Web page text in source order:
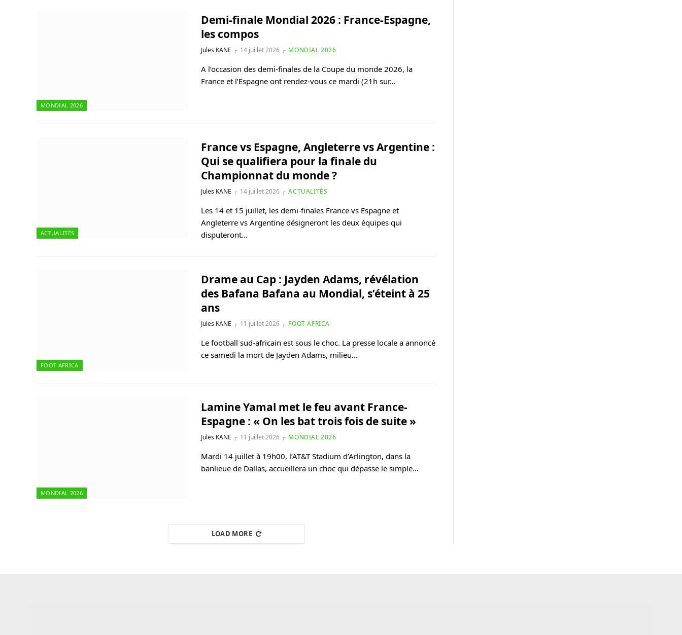
MONDIAL 2026
Demi-finale Mondial 2026 : France-Espagne,
les compos
Jules KANE 14 juillet 2026 MONDIAL 2026
A l’occasion des demi-finales de la Coupe du monde 2026, la
France et l’Espagne ont rendez-vous ce mardi (21h sur…
ACTUALITÉS
France vs Espagne, Angleterre vs Argentine :
Qui se qualifiera pour la finale du
Championnat du monde ?
Jules KANE 14 juillet 2026 ACTUALITÉS
Les 14 et 15 juillet, les demi-finales France vs Espagne et
Angleterre vs Argentine désigneront les deux équipes qui
disputeront…
FOOT AFRICA
Drame au Cap : Jayden Adams, révélation
des Bafana Bafana au Mondial, s’éteint à 25
ans
Jules KANE 11 juillet 2026 FOOT AFRICA
Le football sud-africain est sous le choc. La presse locale a annoncé
ce samedi la mort de Jayden Adams, milieu…
MONDIAL 2026
Lamine Yamal met le feu avant France-
Espagne : « On les bat trois fois de suite »
Jules KANE 11 juillet 2026 MONDIAL 2026
Mardi 14 juillet à 19h00, l’AT&T Stadium d’Arlington, dans la
banlieue de Dallas, accueillera un choc qui dépasse le simple…
LOAD MORE